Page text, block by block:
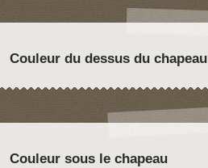
Couleur du dessus du chapeau
Couleur sous le chapeau